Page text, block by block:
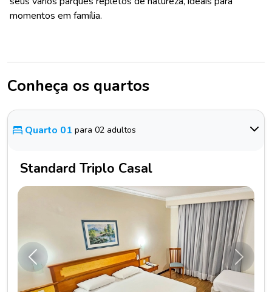
momentos em família.
Conheça os quartos
Quarto 01 para 02 adultos
Standard Triplo Casal
Anterior